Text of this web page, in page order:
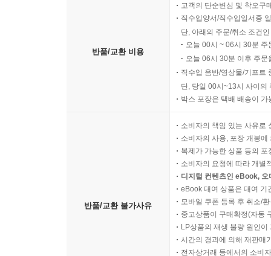
반품/교환 비용
고객의 단순변심 및 착오구
직수입양서/직수입일서중
단, 아래의 주문/취소 조건
오늘 00시 ~ 06시 30분
오늘 06시 30분 이후 주
직수입 음반/영상물/기프트
단, 당일 00시~13시 사이의
박스 포장은 택배 배송이
반품/교환 불가사유
소비자의 책임 있는 사유로
소비자의 사용, 포장 개봉
복제가 가능한 상품 등의
소비자의 요청에 따라 개별
디지털 컨텐츠인 eBook,
eBook 대여 상품은 대여 기
모바일 쿠폰 등록 후 취소/
중고상품이 구매확정(자동
LP상품의 재생 불량 원인
시간의 경과에 의해 재판매
전자상거래 등에서의 소비